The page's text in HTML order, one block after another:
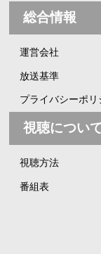
総合情報
運営会社
放送基準
プライバシーポリ
視聴につい
視聴方法
番組表